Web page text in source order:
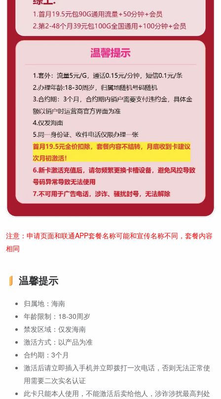
注意：申请页面和联通APP套餐名称可能和宣传名称不同，套餐内容
相同
温馨提示
归属地：海南
年龄限制：18-30周岁
禁发区域：仅发海南
激活方式：以产品为准
合约期：3个月
激活后请立即插入手机并立即拨打一次电话，否则无法正常使
用需要二次实名认证
此卡只能本人使用，不能激活后卖给他人，涉诈涉扰最高判处